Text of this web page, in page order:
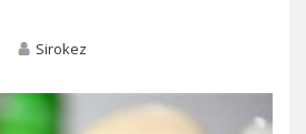
Sirokez